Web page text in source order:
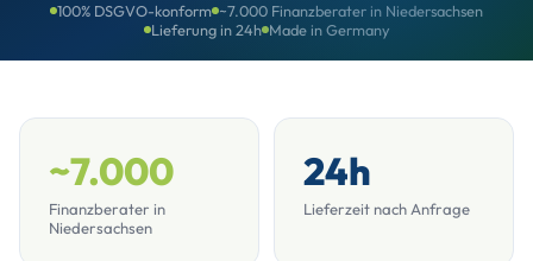
100% DSGVO-konform ~7.000 Finanzberater in Niedersachsen
Lieferung in 24h Made in Germany
~7.000
Finanzberater in
Niedersachsen
24h
Lieferzeit nach Anfrage